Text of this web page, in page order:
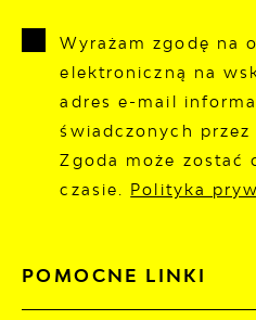
POMOCNE LINKI
Wyrażam zgodę na
elektroniczną na
adres e-mail
świadczonych przez
Zgoda może zostać
czasie. Polityka